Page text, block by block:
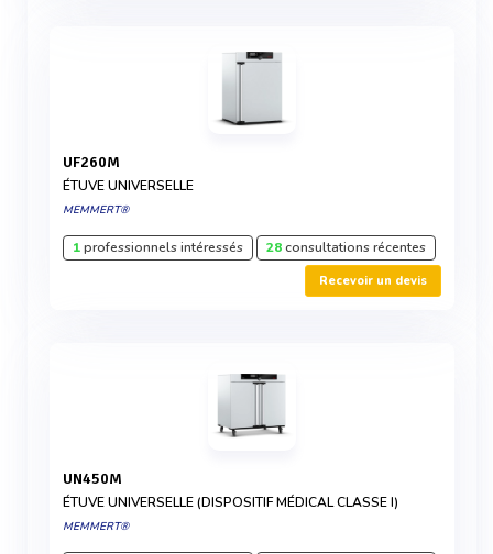
UF260M
ÉTUVE UNIVERSELLE
MEMMERT®
1professionnels intéressés 28consultations récentes
Recevoir un devis
UN450M
ÉTUVE UNIVERSELLE (DISPOSITIF MÉDICAL CLASSE I)
MEMMERT®